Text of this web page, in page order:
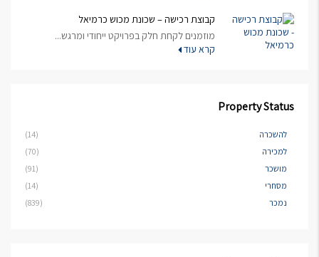
קבוצת רכישה – שכונת מכוש כרמיאל
מוזמנים לקחת חלק בפרויקט ייחודי ומרגש...
קרא עוד
Property Status
להשכרה
(14)
למכירה
(70)
מושכר
(91)
מסחרי
(14)
נמכר
(839)